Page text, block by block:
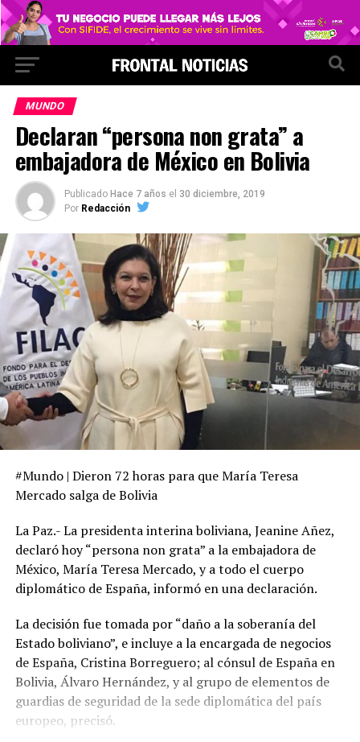
MUNDO
Declaran “persona non grata” a
embajadora de México en Bolivia
Publicado Hace 7 años el 30 diciembre, 2019
Por Redacción
#Mundo | Dieron 72 horas para que María Teresa
Mercado salga de Bolivia
La Paz.- La presidenta interina boliviana, Jeanine Añez,
declaró hoy “persona non grata” a la embajadora de
México, María Teresa Mercado, y a todo el cuerpo
diplomático de España, informó en una declaración.
La decisión fue tomada por “daño a la soberanía del
Estado boliviano”, e incluye a la encargada de negocios
de España, Cristina Borreguero; al cónsul de España en
Bolivia, Álvaro Hernández, y al grupo de elementos de
guardias de seguridad de la sede diplomática del país
europeo, precisó.